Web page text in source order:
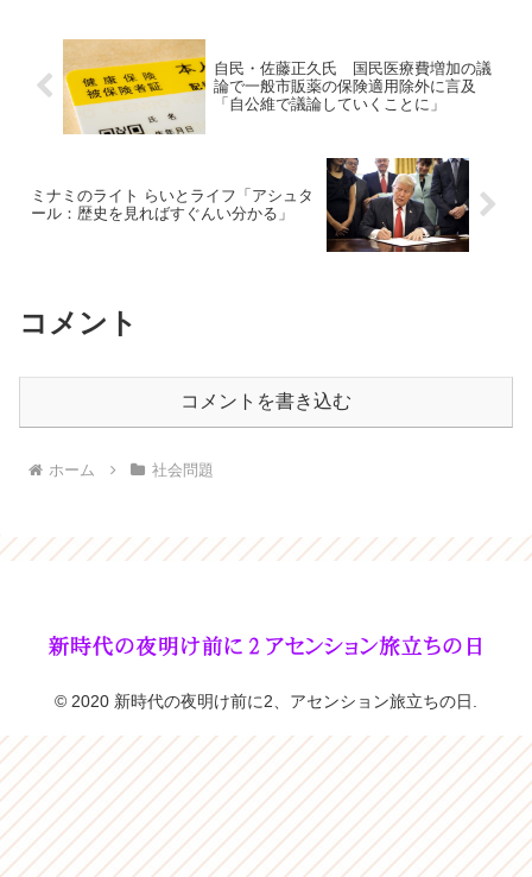
自民・佐藤正久氏 国民医療費増加の議
論で一般市販薬の保険適用除外に言及
「自公維で議論していくことに」
ミナミのライト らいとライフ「アシュタ
ール：歴史を見ればすぐんい分かる」
コメント
コメントを書き込む
ホーム 社会問題
© 2020 新時代の夜明け前に2、アセンション旅立ちの日.